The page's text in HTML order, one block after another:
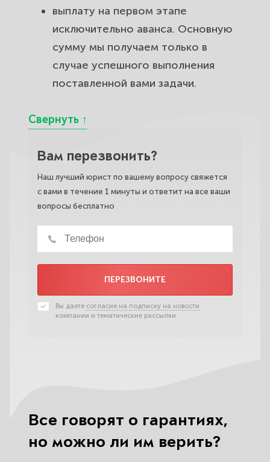
выплату на первом этапе
исключительно аванса. Основную
сумму мы получаем только в
случае успешного выполнения
поставленной вами задачи.
Вам перезвонить?
Наш лучший юрист по вашему вопросу свяжется
с вами в течение 1 минуты и ответит на все ваши
вопросы бесплатно
ПЕРЕЗВОНИТЕ
Вы даете согласие на подписку на новости
компании и тематические рассылки
Все говорят о гарантиях,
но можно ли им верить?